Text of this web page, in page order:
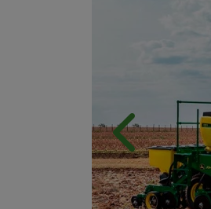
Anterior